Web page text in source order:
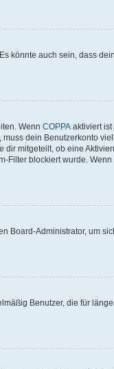
könnte auch sein, dass
Wenn COPPA aktiviert
dein Benutzerkonto
mitgeteilt, ob eine
blockiert wurde.
Board-Administrator, um
Benutzer, die für